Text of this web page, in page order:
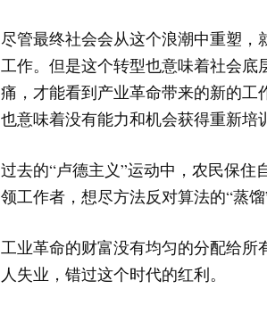
尽管最终社会会从这个浪潮中重塑
工作。但是这个转型也意味着社会
痛，才能看到产业革命带来的新的
也意味着没有能力和机会获得重新培
过去的“卢德主义”运动中，农民保住
领工作者，想尽方法反对算法的“蒸馏”
工业革命的财富没有均匀的分配给
人失业，错过这个时代的红利。